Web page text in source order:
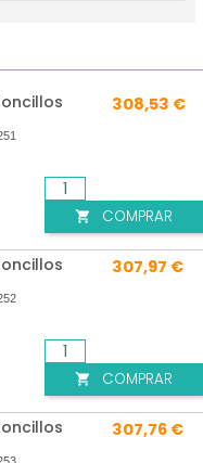
308,53 €
 COMPRAR
307,97 €
 COMPRAR
307,76 €